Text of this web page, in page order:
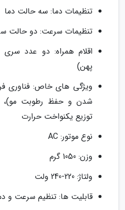
تنظیمات دما: سه حالت دما
تنظیمات سرعت: دو حالت
اقلام همراه: دو عدد سری
پهن)
ویژگی های خاص: فناوری
شدن و حفظ رطوبت مو)،
توزیع یکنواخت حرارت
نوع موتور: AC
وزن: 1050 گرم
ولتاژ: 220-240 ولت
قابلیت ها: تنظیم سرعت و